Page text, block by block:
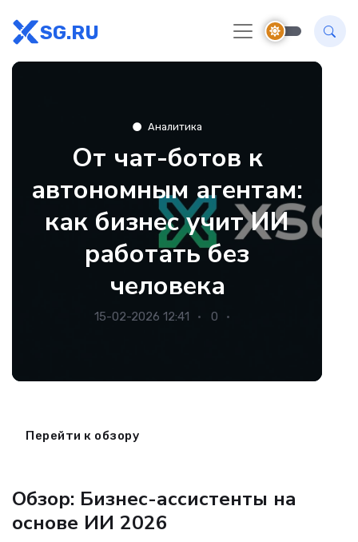
SG.RU
Аналитика
От чат-ботов к
автономным агентам:
как бизнес учит ИИ
работать без
человека
15-02-2026 12:41 0
Перейти к обзору
Обзор: Бизнес-ассистенты на
основе ИИ 2026